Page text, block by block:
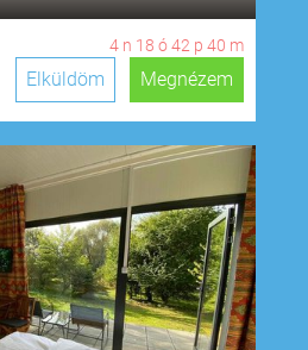
4 n 18 ó42 p 39 m
Megnézem
Elküldöm